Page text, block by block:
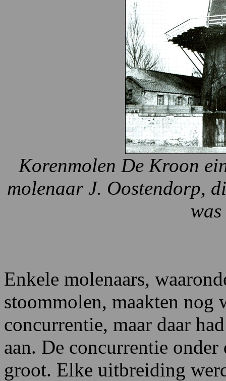
Korenmolen De Kroon
molenaar J. Oostendorp,
Enkele molenaars,
stoommolen, maakten nog
concurrentie, maar daar
aan. De concurrentie onder
groot. Elke uitbreiding